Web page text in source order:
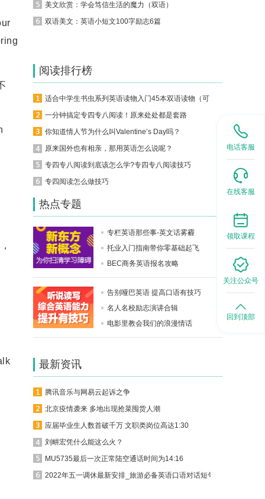
美文欣赏：学会笃信生活的魔力（双语）
双语美文：英语小短文100字励志6篇
阅读排行榜
一分钟搞定专四专八阅读！原来处处都是套路
你知道情人节为什么叫Valentine’s Day吗？
原来国外也有相亲，那用英语怎么说呢？
专四专八阅读到底该怎么学?专四专八阅读技巧
专四阅读怎么做技巧
热点专题
专栏英语那些事-英文话雾霾
托业入门指南带你零基础起飞
BEC商务英语报名攻略
告别哑巴英语 提高口语有技巧
名人名校励志演讲合辑
电影里教会我们的浪漫情话
最新资讯
腾讯音乐与网易云起诉之争
北京疫情袭来 多地出现抢菜囤货人潮
应届毕业生人数首破千万 文职类岗位高达1:30
刘畊宏凭什么能这么火？
MU5735最后一次正常陆空通话时间为14:16
2022年五一调休最新安排_旅游必备英语口语对话短句
电话客服
在线客服
领取课程
关注公众号
回到顶部